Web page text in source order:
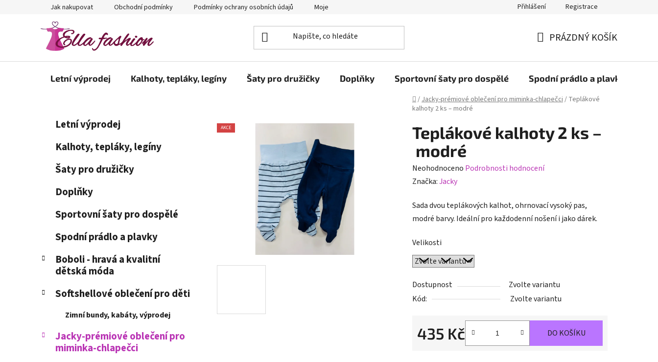
Jak nakupovat Obchodní podmínky Podmínky ochrany osobních údajů Moje objednávka Přihlášení Registrace
KOŠÍK
PRÁZDNÝ KOŠÍK
Letní výprodej Kalhoty, tepláky, legíny Šaty pro družičky Doplňky Sportovní šaty pro dospělé Spodní prádlo a plavky
Domů
/Jacky-prémiové oblečení pro miminka-chlapečci/ Teplákové
kalhoty 2 ks – modré
n
Přeskočit
kategorie
Letní výprodej
Kalhoty, tepláky, legíny
Šaty pro družičky
Doplňky
Sportovní šaty pro dospělé
Spodní prádlo a plavky
Boboli - hravá a kvalitní
dětská móda
Softshellové oblečení pro děti
Zimní bundy, kabáty, výprodej
Jacky-prémiové oblečení pro
miminka-chlapečci
Teplákové kalhoty 2 ks –
modré
Průměrné
hodnocení
je
0,0
5
hvězdiček.
Neohodnoceno Podrobnosti hodnocení
Značka:Jacky
Sada dvou teplákových kalhot, ohrnovací vysoký pas,
modré barvy. Ideální pro každodenní nošení i jako dárek.
Velikosti
Dostupnost
Zvolte variantu
Kód:
Zvolte variantu
435 Kč DO KOŠÍKU
AKCE